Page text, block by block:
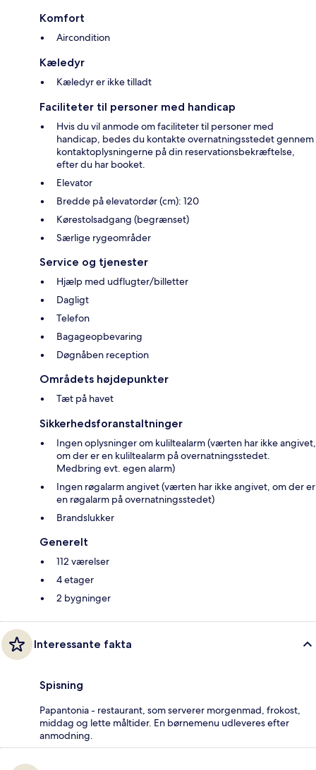
Komfort
Aircondition
Kæledyr
Kæledyr er ikke tilladt
Faciliteter til personer med handicap
Hvis du vil anmode om faciliteter til personer med
handicap, bedes du kontakte overnatningsstedet gennem
kontaktoplysningerne på din reservationsbekræftelse,
efter du har booket.
Elevator
Bredde på elevatordør (cm): 120
Kørestolsadgang (begrænset)
Særlige rygeområder
Service og tjenester
Hjælp med udflugter/billetter
Dagligt
Telefon
Bagageopbevaring
Døgnåben reception
Områdets højdepunkter
Tæt på havet
Sikkerhedsforanstaltninger
Ingen oplysninger om kuliltealarm (værten har ikke angivet,
om der er en kuliltealarm på overnatningsstedet.
Medbring evt. egen alarm)
Ingen røgalarm angivet (værten har ikke angivet, om der er
en røgalarm på overnatningsstedet)
Brandslukker
Generelt
112 værelser
4 etager
2 bygninger
Interessante fakta
Spisning
Papantonia - restaurant, som serverer morgenmad, frokost,
middag og lette måltider. En børnemenu udleveres efter
anmodning.